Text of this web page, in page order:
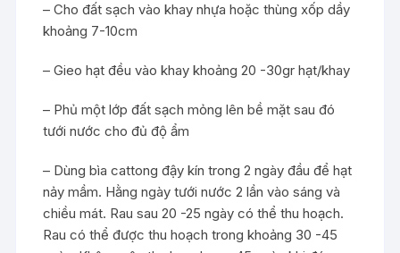
– Cho đất sạch vào khay nhựa hoặc thùng xốp dầy
khoảng 7-10cm
– Gieo hạt đều vào khay khoảng 20 -30gr hạt/khay
– Phủ một lớp đất sạch mỏng lên bề mặt sau đó
tưới nước cho đủ độ ẩm
– Dùng bìa cattong đậy kín trong 2 ngày đầu để hạt
nảy mầm. Hằng ngày tưới nước 2 lần vào sáng và
chiều mát. Rau sau 20 -25 ngày có thể thu hoạch.
Rau có thể được thu hoạch trong khoảng 30 -45